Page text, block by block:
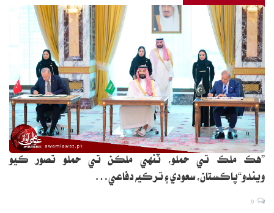
”هڪ ملڪ تي حملو، ٽنهي ملڪن تي حملو تصور ڪيو
ويندو“پاڪستان، سعودي ۽ ترڪيه دفاعي…